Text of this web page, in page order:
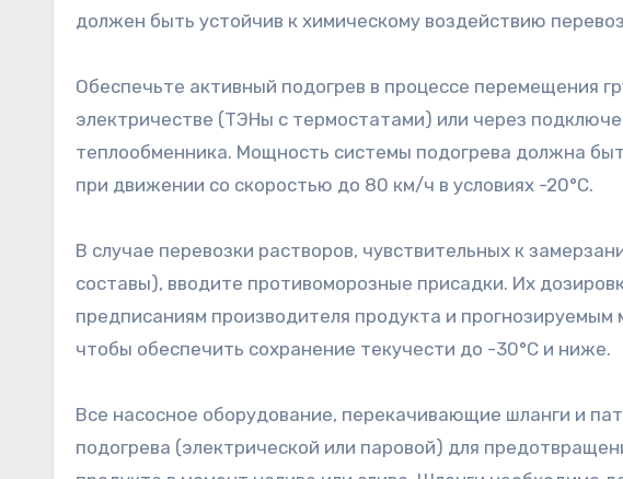
должен быть устойчив к химическому воздействию
Обеспечьте активный подогрев в процессе перемещения
электричестве (ТЭНы с термостатами) или через
теплообменника. Мощность системы подогрева должна
при движении со скоростью до 80 км/ч в условиях -20°C.
В случае перевозки растворов, чувствительных к
составы), вводите противоморозные присадки. Их
предписаниям производителя продукта и
чтобы обеспечить сохранение текучести до -30°C и ниже.
Все насосное оборудование, перекачивающие шланги и
подогрева (электрической или паровой) для